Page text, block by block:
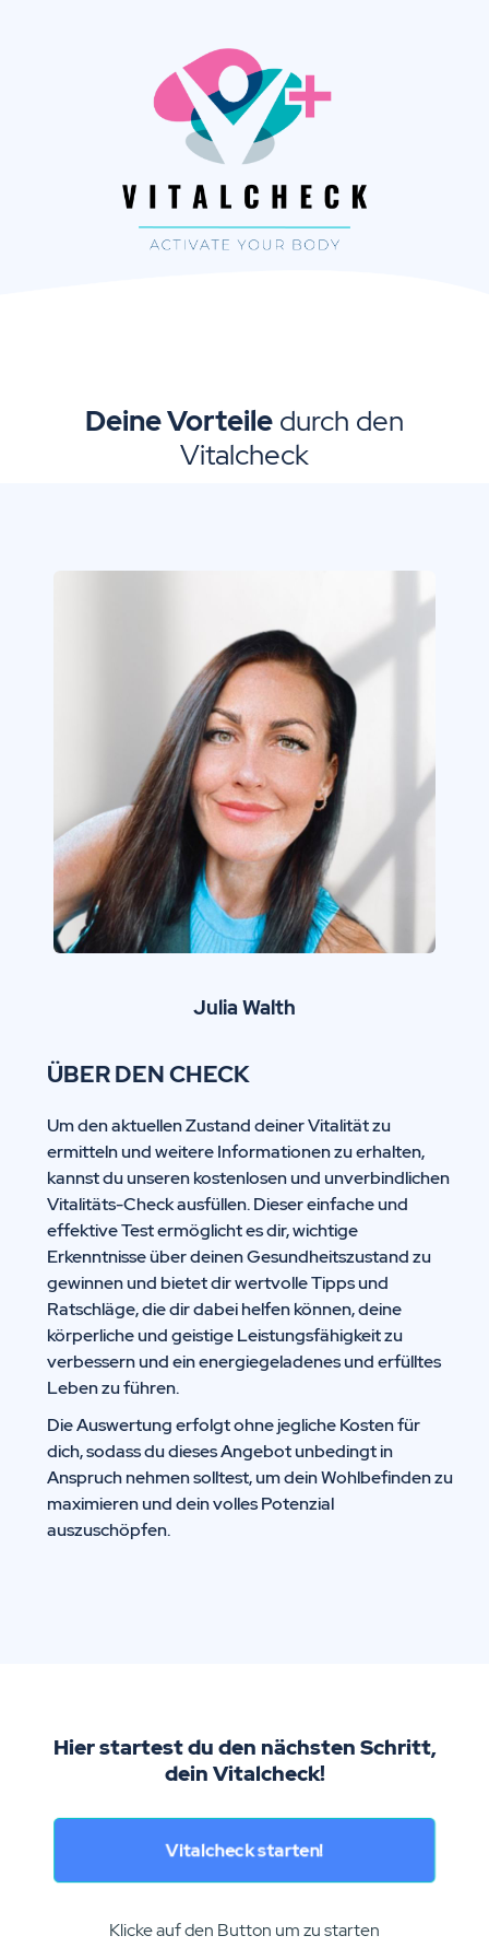
Deine Vorteile durch den
Vitalcheck
Julia Walth
ÜBER DEN CHECK
Um den aktuellen Zustand deiner Vitalität zu
ermitteln und weitere Informationen zu erhalten,
kannst du unseren kostenlosen und unverbindlichen
Vitalitäts-Check ausfüllen. Dieser einfache und
effektive Test ermöglicht es dir, wichtige
Erkenntnisse über deinen Gesundheitszustand zu
gewinnen und bietet dir wertvolle Tipps und
Ratschläge, die dir dabei helfen können, deine
körperliche und geistige Leistungsfähigkeit zu
verbessern und ein energiegeladenes und erfülltes
Leben zu führen.
Die Auswertung erfolgt ohne jegliche Kosten für
dich, sodass du dieses Angebot unbedingt in
Anspruch nehmen solltest, um dein Wohlbefinden zu
maximieren und dein volles Potenzial
auszuschöpfen.
Hier startest du den nächsten Schritt,
dein Vitalcheck!
Vitalcheck starten!
Klicke auf den Button um zu starten